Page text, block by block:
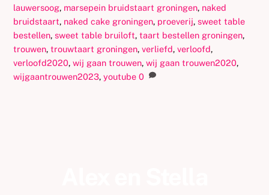
lauwersoog, marsepein bruidstaart groningen, naked
bruidstaart, naked cake groningen, proeverij,sweet table
bestellen,sweet table bruiloft,taart bestellen groningen,
trouwen,trouwtaart groningen,verliefd,verloofd,
verloofd2020,wij gaan trouwen,wij gaan trouwen2020,
wijgaantrouwen2023,youtube 0